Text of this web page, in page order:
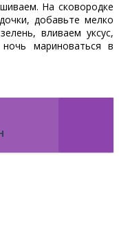
На сковородке
добавьте мелко
вливаем уксус,
мариноваться в